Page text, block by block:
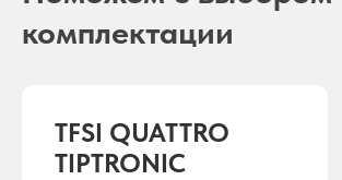
комплектации
TFSI QUATTRO
TIPTRONIC